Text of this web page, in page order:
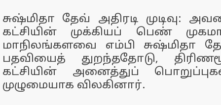
சுஷ்மிதா தேவ் அதிரடி முடிவு:
கட்சியின் முக்கியப் பெண்
மாநிலங்களவை எம்பி சுஷ்மிதா
பதவியைத் துறந்ததோடு,
கட்சியின் அனைத்துப்
முழுமையாக விலகினார்.